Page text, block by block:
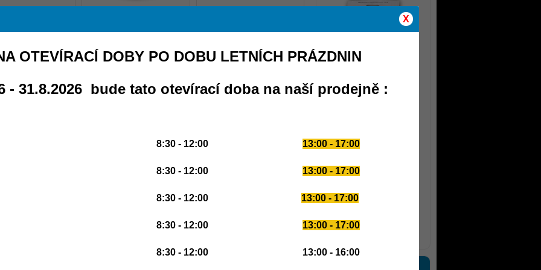
939Kč 459Kč 1 159Kč
Pure Hydrolyzed
1000g -
2x 3 in 1 Joint Complex 120
tablet
2x 100% Pure Hydrolyzed
Gelatine + MSM 500 kapslí -
2 155 Kč
X
OTEVÍRACÍ DOBY PO DOBU LETNÍCH PRÁZDNIN
- 31.8.2026 bude tato otevírací doba na naší prodejně :
8:30 - 12:00 13:00 - 17:00
8:30 - 12:00 13:00 - 17:00
8:30 - 12:00 13:00 - 17:00
8:30 - 12:00 13:00 - 17:00
8:30 - 12:00 13:00 - 16:00